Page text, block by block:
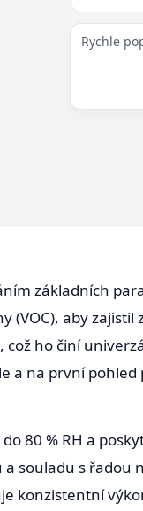
Rychle
základních
(VOC), aby zajistil
což ho činí
a na první pohled
80 % RH a
souladu s řadou
konzistentní